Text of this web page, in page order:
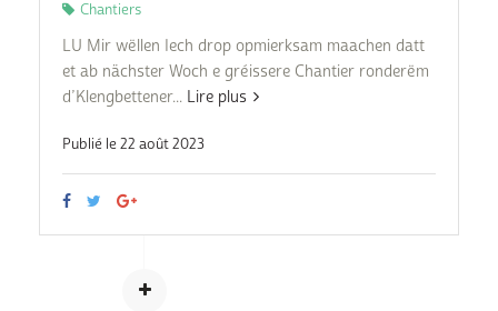
Chantiers
LU Mir wëllen Iech drop opmierksam maachen datt
et ab nächster Woch e gréissere Chantier ronderëm
d’Klengbettener... Lire plus
Publié le 22 août 2023